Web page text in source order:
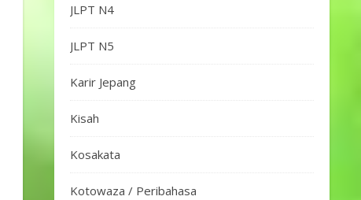
JLPT N4
JLPT N5
Karir Jepang
Kisah
Kosakata
Kotowaza / Peribahasa